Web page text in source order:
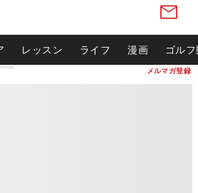
メルマガ登録
レッスン ライフ 漫画 ゴル